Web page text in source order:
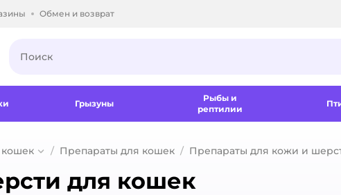
Обмен и возврат
Грызуны
Рыбы и
рептилии
кошек Препараты для кошек Препараты для кожи и
для кошек